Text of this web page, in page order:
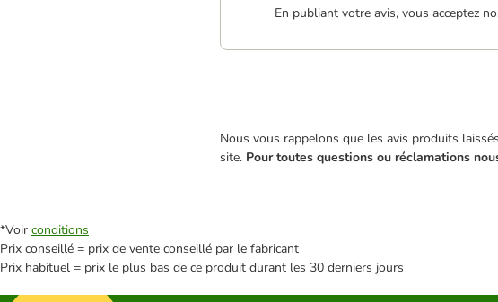
En publiant votre avis, vous acceptez
Nous vous rappelons que les avis produits
site. Pour toutes questions ou réclamations
*Voir conditions
Prix conseillé = prix de vente conseillé par le fabricant
Prix habituel = prix le plus bas de ce produit durant les 30 derniers jours